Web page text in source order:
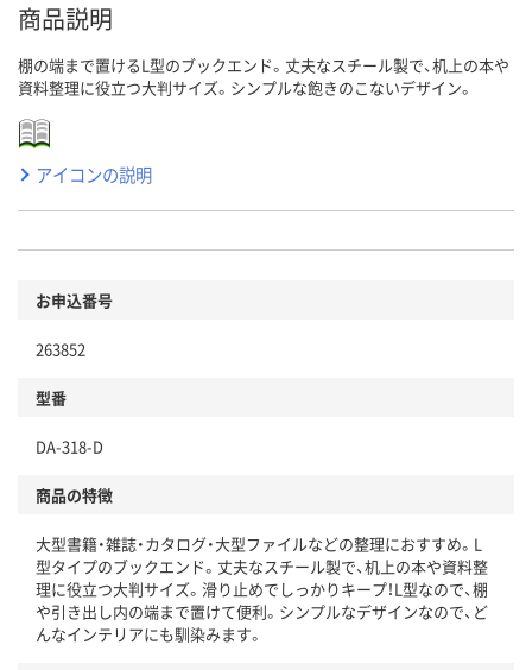
商品説明
棚の端まで置けるL型のブックエンド。丈夫なスチール製で、机上の本や
資料整理に役立つ大判サイズ。シンプルな飽きのこないデザイン。
アイコンの説明
お申込番号
263852
型番
DA-318-D
商品の特徴
大型書籍・雑誌・カタログ・大型ファイルなどの整理におすすめ。L
型タイプのブックエンド。丈夫なスチール製で、机上の本や資料整
理に役立つ大判サイズ。滑り止めでしっかりキープ！L型なので、棚
や引き出し内の端まで置けて便利。シンプルなデザインなので、ど
んなインテリアにも馴染みます。